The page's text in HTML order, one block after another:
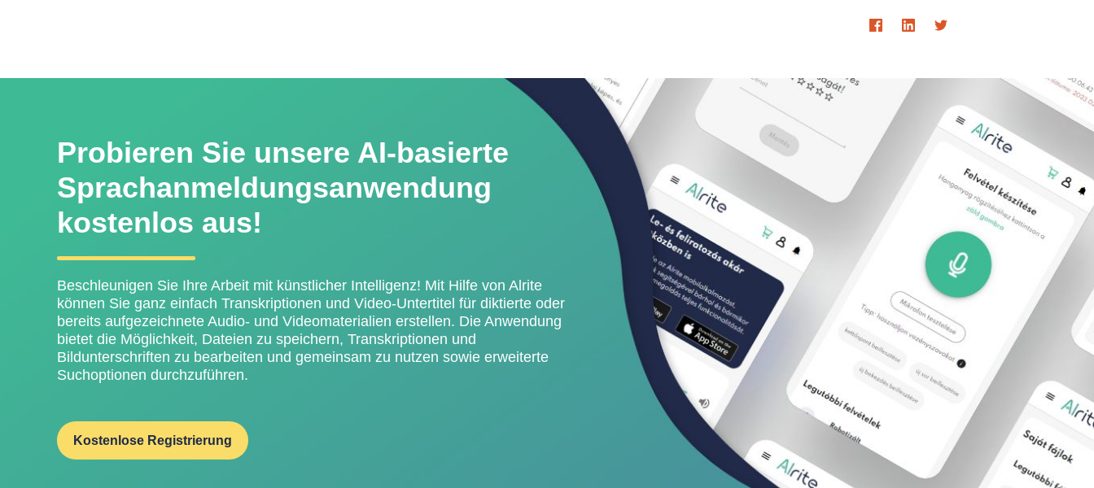
Probieren Sie unsere AI-basierte
Sprachanmeldungsanwendung
kostenlos aus!
Beschleunigen Sie Ihre Arbeit mit künstlicher Intelligenz! Mit Hilfe von Alrite
können Sie ganz einfach Transkriptionen und Video-Untertitel für diktierte oder
bereits aufgezeichnete Audio- und Videomaterialien erstellen. Die Anwendung
bietet die Möglichkeit, Dateien zu speichern, Transkriptionen und
Bildunterschriften zu bearbeiten und gemeinsam zu nutzen sowie erweiterte
Suchoptionen durchzuführen.
Kostenlose Registrierung